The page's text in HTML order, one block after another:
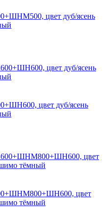
цвет дуб/ясень
цвет дуб/ясень
цвет
тёмный